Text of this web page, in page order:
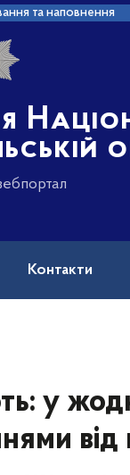
та наповнення
Контакти
у
від